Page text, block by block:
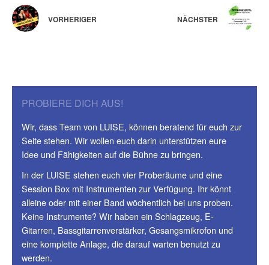
VORHERIGER NÄCHSTER
PROBIERE DICH AUS!
Wir, dass Team von LUISE, können beratend für euch zur
Seite stehen. Wir wollen euch darin unterstützen eure
Idee und Fähigkeiten auf die Bühne zu bringen.
In der LUISE stehen euch vier Proberäume und eine
Session Box mit Instrumenten zur Verfügung. Ihr könnt
alleine oder mit einer Band wöchentlich bei uns proben.
Keine Instrumente? Wir haben ein Schlagzeug, E-
Gitarren, Bassgitarrenverstärker, Gesangsmikrofon und
eine komplette Anlage, die darauf warten benutzt zu
werden.